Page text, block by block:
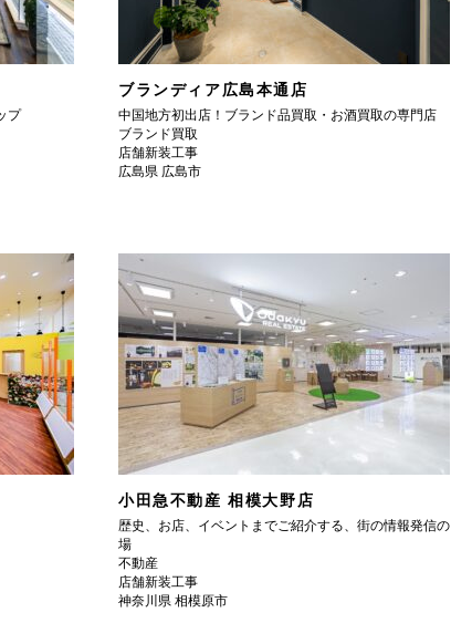
プ
ブランディア広島本通店
中国地方初出店！ブランド品買取・お酒買取の専門店
ブランド買取
店舗新装工事
広島県 広島市
小田急不動産 相模大野店
歴史、お店、イベントまでご紹介する、街の情報発信の
場
不動産
店舗新装工事
神奈川県 相模原市